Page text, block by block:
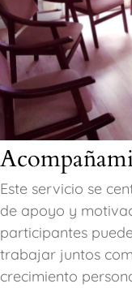
Este servicio se
de apoyo y
participantes
trabajar juntos
crecimiento